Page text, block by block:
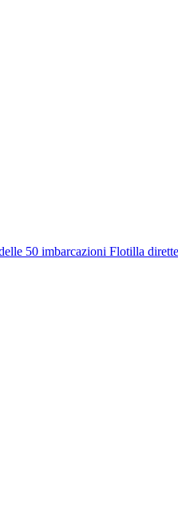
50 imbarcazioni Flotilla